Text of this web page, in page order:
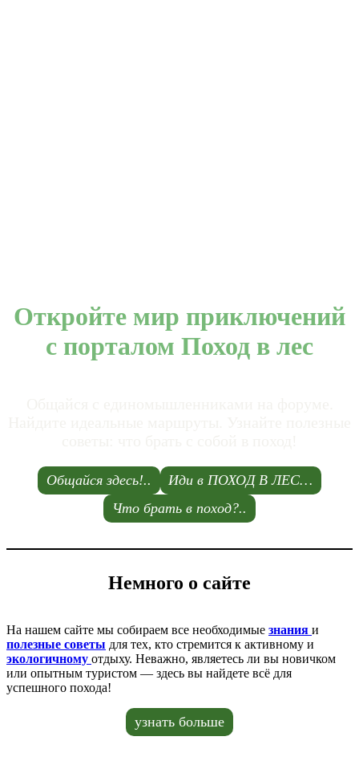
Откройте мир приключений
с порталом Поход в лес
Общайся здесь!..
Иди в ПОХОД В ЛЕС…
Что брать в поход?..
Немного о сайте
На нашем сайте мы собираем все необходимые знания и
полезные советы для тех, кто стремится к активному и
экологичному отдыху. Неважно, являетесь ли вы новичком
или опытным туристом — здесь вы найдете всё для
успешного похода!
узнать больше